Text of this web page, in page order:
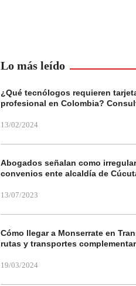
Lo más leído
¿Qué tecnólogos requieren
profesional en Colombia?
13/02/2024
Abogados señalan como
convenios ente alcaldía de
13/07/2023
Cómo llegar a Monserrate en
rutas y transportes
19/03/2024